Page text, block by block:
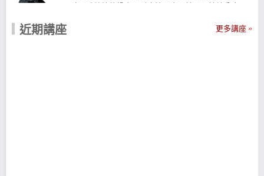
確、系統性的投資理財方法、交易技巧，持續分享具
股票、外匯保證金、ETFs等商品提供持續性的資訊，
近期講座 更多講座